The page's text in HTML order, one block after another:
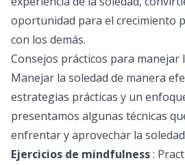
oportunidad para el crecimiento
con los demás.
Consejos prácticos para manejar
Manejar la soledad de manera
estrategias prácticas y un
presentamos algunas técnicas
enfrentar y aprovechar la
Ejercicios de mindfulness: